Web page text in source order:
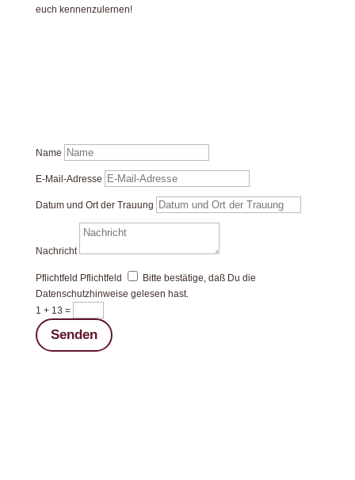
euch kennenzulernen!
Name
E-Mail-Adresse
Datum und Ort der Trauung
Nachricht
Pflichtfeld Pflichtfeld
Bitte bestätige, daß Du die
Datenschutzhinweise gelesen hast.
1 + 13 =
Senden